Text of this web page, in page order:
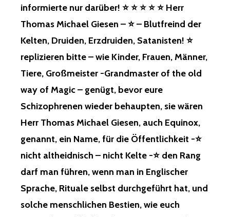
informierte nur darüber! ⭐ ⭐ ⭐ ⭐ ⭐ Herr
Thomas Michael Giesen – ⭐ – Blutfreind der
Kelten, Druiden, Erzdruiden, Satanisten! ⭐
replizieren bitte – wie Kinder, Frauen, Männer,
Tiere, Großmeister -Grandmaster of the old
way of Magic – genügt, bevor eure
Schizophrenen wieder behaupten, sie wären
Herr Thomas Michael Giesen, auch Equinox,
genannt, ein Name, für die Öffentlichkeit -⭐
nicht altheidnisch – nicht Kelte -⭐ den Rang
darf man führen, wenn man in Englischer
Sprache, Rituale selbst durchgeführt hat, und
solche menschlichen Bestien, wie euch